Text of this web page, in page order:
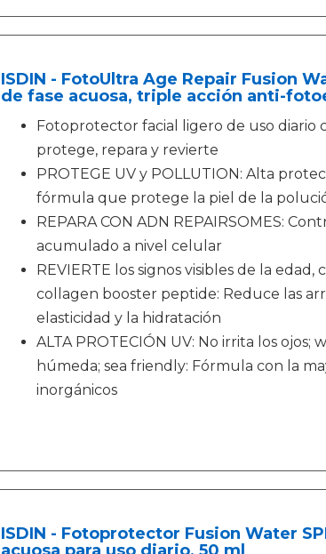
ISDIN - FotoUltra Age Repair Fusion
de fase acuosa, triple acción anti-
Fotoprotector facial ligero de uso
protege, repara y revierte
PROTEGE UV y POLLUTION: Alta
fórmula que protege la piel de la
REPARA CON ADN REPAIRSOMES:
acumulado a nivel celular
REVIERTE los signos visibles de la
collagen booster peptide: Reduce las
elasticidad y la hidratación
ALTA PROTECIÓN UV: No irrita los ojos;
húmeda; sea friendly: Fórmula con la
inorgánicos
ISDIN - Fotoprotector Fusion Water